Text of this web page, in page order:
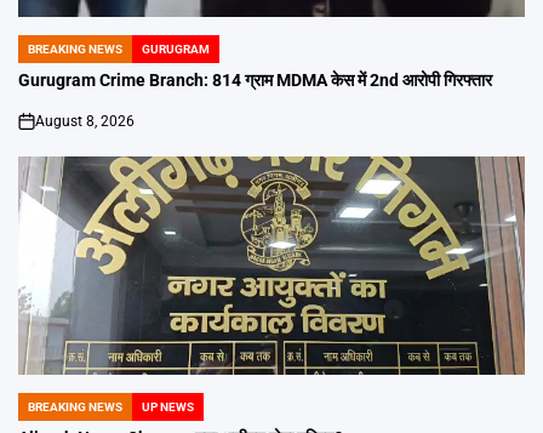
POSTED
IN
BREAKING NEWS GURUGRAM
Gurugram Crime Branch: 814 ग्राम MDMA केस में 2nd आरोपी गिरफ्तार
on
August 8, 2026
POSTED
BREAKING NEWS UP NEWS